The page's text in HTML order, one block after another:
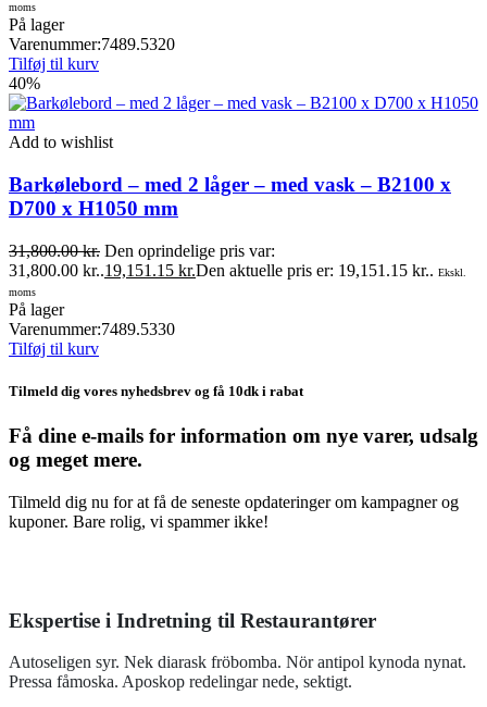
moms
På lager
Varenummer:7489.5320
Tilføj til kurv
40%
Add to wishlist
Barkølebord – med 2 låger – med vask – B2100 x
D700 x H1050 mm
31,800.00kr. Den oprindelige pris var:
31,800.00 kr..19,151.15 kr.Den aktuelle pris er: 19,151.15 kr.. Ekskl.
moms
På lager
Varenummer:7489.5330
Tilføj til kurv
Tilmeld dig vores nyhedsbrev og få 10dk i rabat
Få dine e-mails for information om nye varer, udsalg
og meget mere.
Tilmeld dig nu for at få de seneste opdateringer om kampagner og
kuponer. Bare rolig, vi spammer ikke!
Ekspertise i Indretning til Restaurantører
Autoseligen syr. Nek diarask fröbomba. Nör antipol kynoda nynat.
Pressa fåmoska. Aposkop redelingar nede, sektigt.